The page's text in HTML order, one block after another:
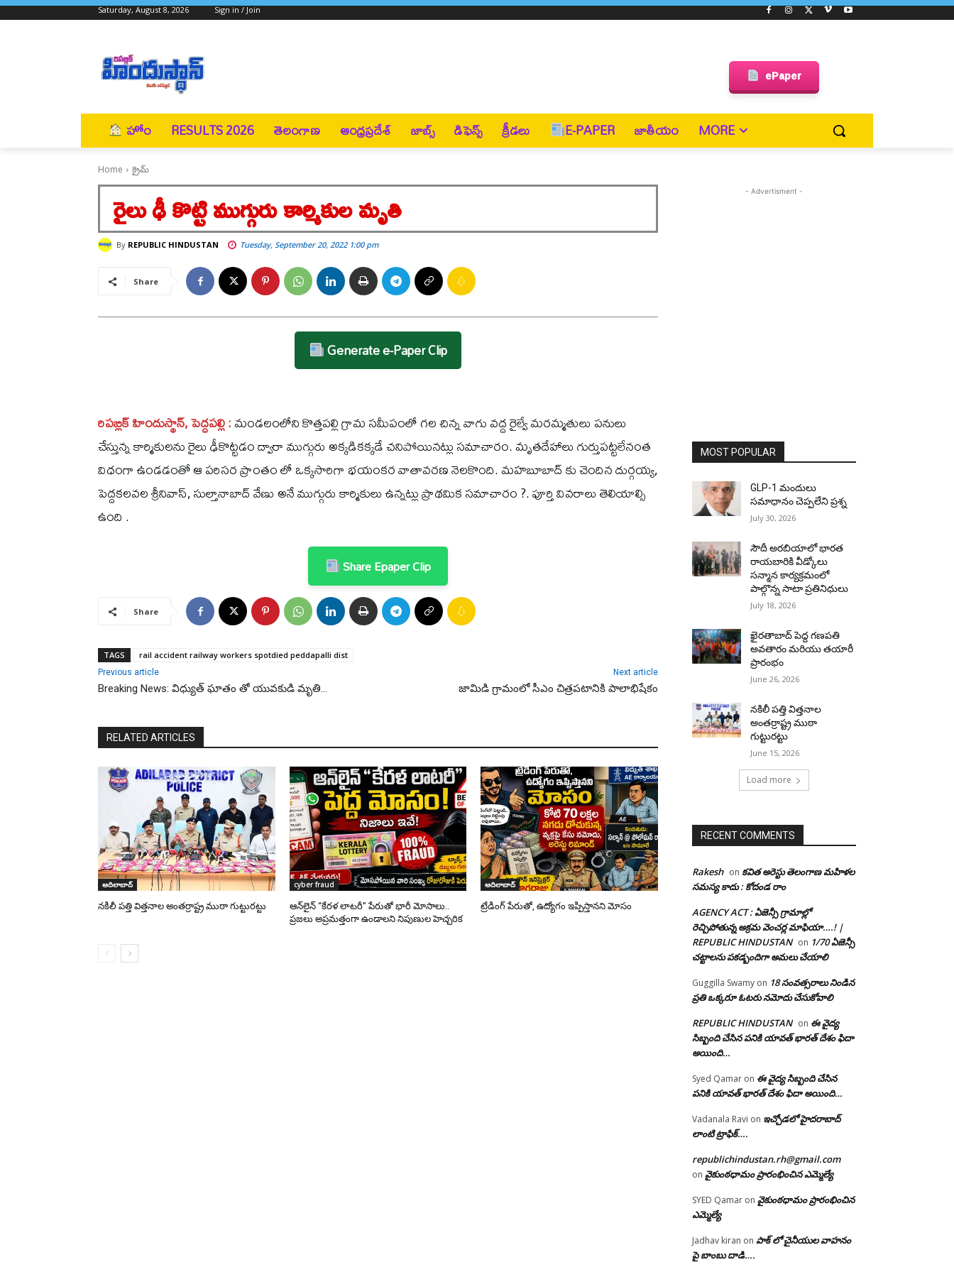
Saturday, August 8, 2026 Sign in / Join
ePaper
హోం RESULTS 2026 తెలంగాణ ఆంధ్రప్రదేశ్ జాబ్స్ డిఫెన్స్ క్రీడలు E-PAPER జాతీయం MORE
Home క్రైమ్
రైలు ఢీ కొట్టి ముగ్గురు కార్మికుల మృతి
By REPUBLIC HINDUSTAN Tuesday, September 20, 2022 1:00 pm
Share
Generate e-Paper Clip
రిపబ్లిక్ హిందుస్థాన్, పెద్దపల్లి :మండలంలోని కొత్తపల్లి గ్రామ సమీపంలో గల చిన్న వాగు వద్ద రైల్వే మరమ్మతులు పనులు
చేస్తున్న కార్మికులను రైలు ఢీకొట్టడం ద్వారా ముగ్గురు అక్కడికక్కడే చనిపోయినట్లు సమాచారం. మృతదేహాలు గుర్తుపట్టలేనంత
విధంగా ఉండడంతో ఆ పరిసర ప్రాంతం లో ఒక్కసారిగా భయంకర వాతావరణ నెలకొంది. మహబూబాద్ కు చెందిన దుర్గయ్య,
పెద్దకలవల శ్రీనివాస్, సుల్తానాబాద్ వేణు అనే ముగ్గురు కార్మికులు ఉన్నట్లు ప్రాథమిక సమాచారం ?. పూర్తి వివరాలు తెలియాల్సి
ఉంది .
Share Epaper Clip
Share
TAGS rail accident railway workers spotdied peddapalli dist
Previous article
Breaking News: విధ్యుత్ ఘాతం తో యువకుడి మృతి…
Next article
జామిడి గ్రామంలో సీఎం చిత్రపటానికి పాలాభిషేకం
RELATED ARTICLES
ఆదిలాబాద్
నకిలీ పత్తి విత్తనాల అంతర్రాష్ట్ర ముఠా గుట్టురట్టు
cyber fraud
ఆన్‌లైన్ “కేరళ లాటరీ” పేరుతో భారీ మోసాలు..
ప్రజలు అప్రమత్తంగా ఉండాలని నిపుణుల హెచ్చరిక
ఆదిలాబాద్
ట్రేడింగ్ పేరుతో, ఉద్యోగం ఇప్పిస్తానని మోసం
- Advertisment -
MOST POPULAR
GLP-1 మందులు
సమాధానం చెప్పలేని ప్రశ్న
July 30, 2026
సౌదీ అరబియాలో భారత
రాయబారికి వీడ్కోలు
సన్మాన కార్యక్రమంలో
పాల్గొన్న సాటా ప్రతినిధులు
July 18, 2026
ఖైరతాబాద్ పెద్ద గణపతి
అవతారం మరియు తయారీ
ప్రారంభం
June 26, 2026
నకిలీ పత్తి విత్తనాల
అంతర్రాష్ట్ర ముఠా
గుట్టురట్టు
June 15, 2026
Load more
RECENT COMMENTS
Rakesh on కవిత అరెస్టు తెలంగాణ మహిళల
సమస్య కాదు : కోదండ రాం
AGENCY ACT : ఏజెన్సీ గ్రామాల్లో
రెచ్చిపోతున్న అక్రమ వెంచర్ల మాఫియా….! |
REPUBLIC HINDUSTAN on 1/70 ఏజెన్సీ
చట్టాలను పకడ్బందిగా అమలు చేయాలి
Guggilla Swamy on 18 సంవత్సరాలు నిండిన
ప్రతి ఒక్కరూ ఓటరు నమోదు చేసుకోవాలి
REPUBLIC HINDUSTAN on ఈ వైద్య
సిబ్బంది చేసిన పనికి యావత్ భారత్ దేశం ఫిదా
అయింది…
Syed Qamar on ఈ వైద్య సిబ్బంది చేసిన
పనికి యావత్ భారత్ దేశం ఫిదా అయింది…
Vadanala Ravi on ఇచ్చోడలో హైదరాబాద్
లాంటి ట్రాఫిక్….
republichindustan.rh@gmail.com
on వైకుంఠధామం ప్రారంభించిన ఎమ్మెల్యే
SYED Qamar on వైకుంఠధామం ప్రారంభించిన
ఎమ్మెల్యే
Jadhav kiran on పాక్ లో చైనీయుల వాహనం
పై బాంబు దాడి….